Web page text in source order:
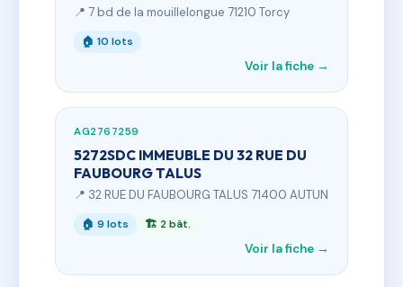
📍 7 bd de la mouillelongue 71210 Torcy
🏠 10 lots
Voir la fiche →
AG2767259
5272SDC IMMEUBLE DU 32 RUE DU
FAUBOURG TALUS
📍 32 RUE DU FAUBOURG TALUS 71400 AUTUN
🏠 9 lots 🏗 2 bât.
Voir la fiche →